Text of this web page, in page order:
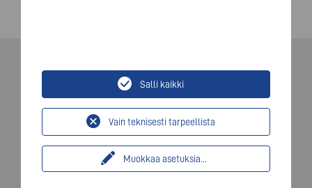
© 2026 VARTA AG. Kaikki oikeudet pidätetään.
Julkaisija
Tietosuoja
Muokkaa asetuksia...
Vain teknisesti tarpeellista
Salli kaikki